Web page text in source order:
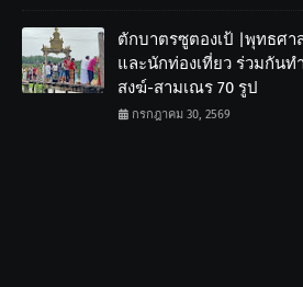
ตักบาตรซูตองเป้ |พุทธศ
และนักท่องเที่ยว ร่วมกัน
สงฆ์-สามเณร 70 รูป
กรกฎาคม 30, 2569